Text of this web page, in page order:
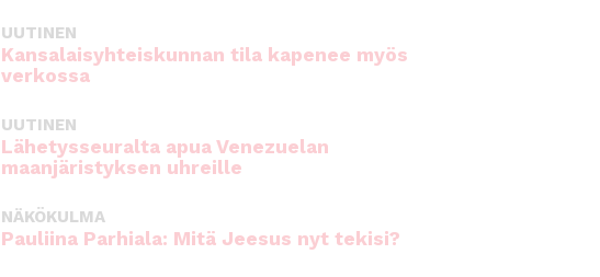
UUTINEN
Kansalaisyhteiskunnan tila kapenee myös
verkossa
UUTINEN
Lähetysseuralta apua Venezuelan
maanjäristyksen uhreille
NÄKÖKULMA
Pauliina Parhiala: Mitä Jeesus nyt tekisi?